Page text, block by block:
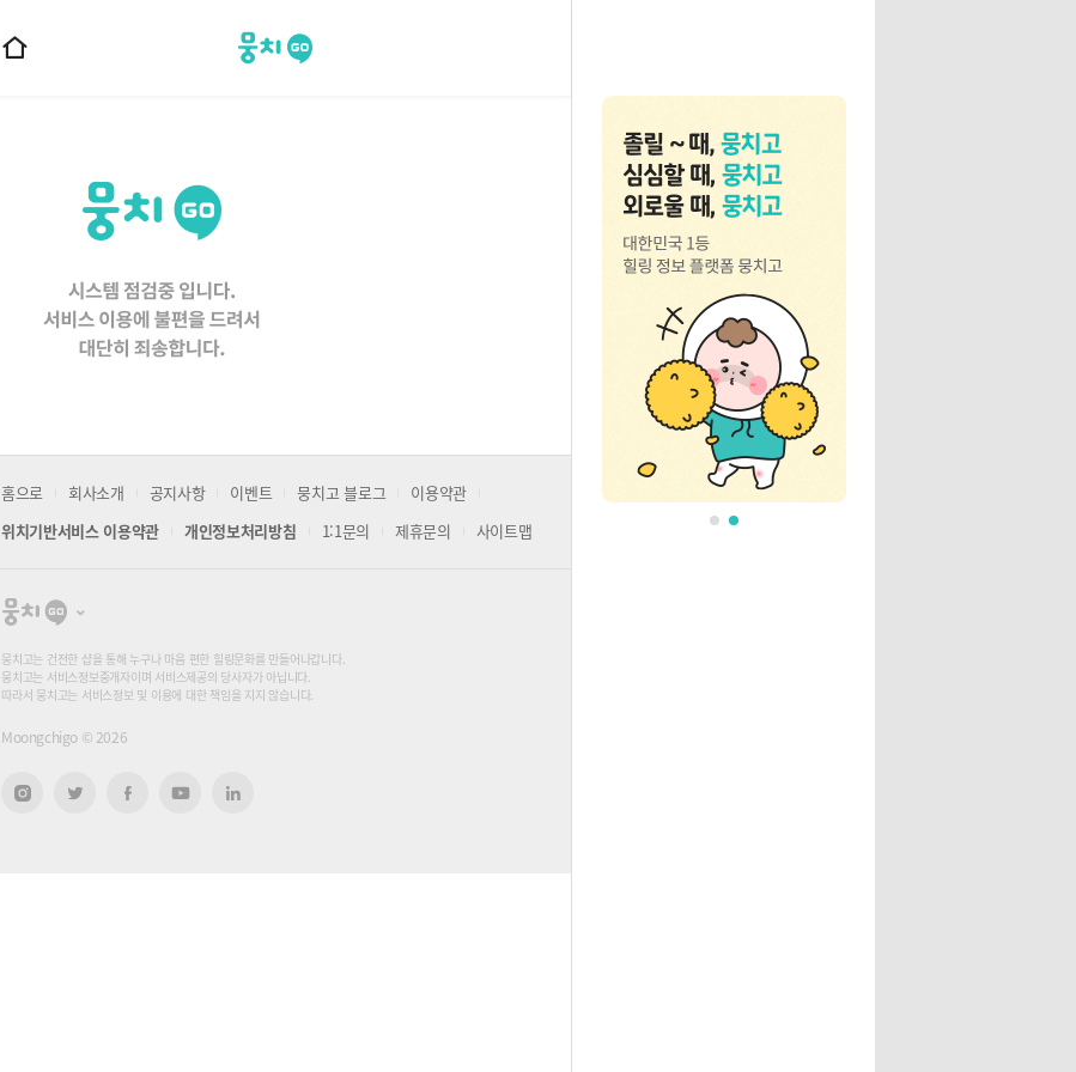
뭉치고
홈
홈으로 회사소개 공지사항 이벤트 뭉치고 블로그
이용약관
위치기반서비스 이용약관
개인정보처리방침 1:1문의 제휴문의 사이트맵
뭉
고
뭉치고는 건전한 샵을 통해 누구나 마음 편한 힐링문화를 만들어나갑니다.
뭉치고는 서비스정보중개자이며 서비스제공의 당사자가 아닙니다.
따라서 뭉치고는 서비스정보 및 이용에 대한 책임을 지지 않습니다.
Moongchigo © 2026